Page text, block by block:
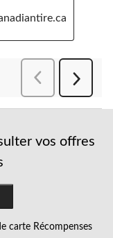
Suivant
vos offres
carte Récompenses